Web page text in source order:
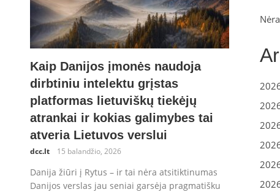
Kaip Danijos įmonės naudoja
dirbtiniu intelektu grįstas
platformas lietuviškų tiekėjų
atrankai ir kokias galimybes tai
atveria Lietuvos verslui
dcc.lt 15 balandžio, 2026
Danija žiūri į Rytus – ir tai nėra atsitiktinumas
Danijos verslas jau seniai garsėja pragmatišku